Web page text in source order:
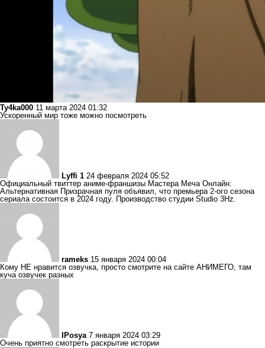
Ty4ka000 11 марта 2024 01:32
Ускоренный мир тоже можно посмотреть
Lyffi 1 24 февраля 2024 05:52
Официальный твиттер аниме-франшизы Мастера Меча Онлайн:
Альтернативная Призрачная пуля объявил, что премьера 2-ого сезона
сериала состоится в 2024 году. Производство студии Studio 3Hz.
rameks 15 января 2024 00:04
Кому НЕ нравится озвучка, просто смотрите на сайте АНИМЕГО, там
куча озвучек разных
IPosya 7 января 2024 03:29
Очень приятно смотреть раскрытие истории